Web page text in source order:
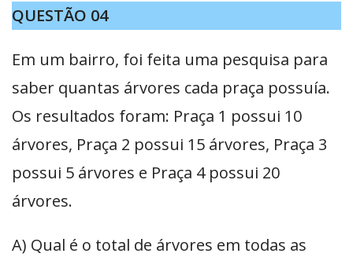
QUESTÃO 04
Em um bairro, foi feita uma pesquisa para
saber quantas árvores cada praça possuía.
Os resultados foram: Praça 1 possui 10
árvores, Praça 2 possui 15 árvores, Praça 3
possui 5 árvores e Praça 4 possui 20
árvores.
A) Qual é o total de árvores em todas as